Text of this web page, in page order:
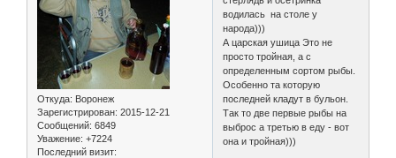
Откуда: Воронеж
Зарегистрирован: 2015-12-21
Сообщений: 6849
Уважение: +7224
Последний визит:
водилась на столе у
народа)))
А царская ушица Это не
просто тройная, а с
определенным сортом рыбы.
Особенно та которую
последней кладут в бульон.
Так то две первые рыбы на
выброс а третью в еду - вот
она и тройная)))